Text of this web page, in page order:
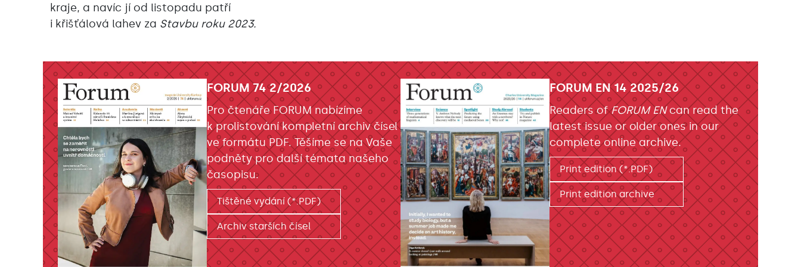
kraje, a navíc jí od listopadu patří
i křišťálová lahev za Stavbu roku 2023.
FORUM 74 2/2026
Pro čtenáře FORUM nabízíme
k prolistování kompletní archiv čísel
ve formátu PDF. Těšíme se na Vaše
podněty pro další témata našeho
časopisu.
Tištěné vydání (*.PDF)
Archiv starších čísel
FORUM EN 14 2025/26
Readers ofFORUM ENcan read the
latest issue or older ones in our
complete online archive.
Print edition (*.PDF)
Print edition archive